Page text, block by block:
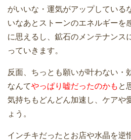
がいいな・運気がアップしている
いなあとストーンのエネルギーを
に思えるし、鉱石のメンテナンス
っていきます。
反面、ちっとも願いが叶わない・
なんてやっぱり嘘だったのかも と
気持ちもどんどん加速し、ケアや
ょう。
インチキだったとお店や水晶を逆